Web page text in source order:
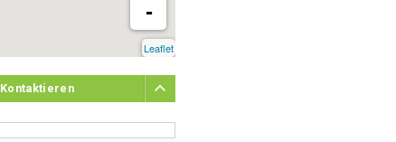
-
Leaflet
Kontaktieren